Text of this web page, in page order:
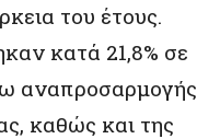
του έτους.
κατά 21,8% σε
αναπροσαρμογής
καθώς και της